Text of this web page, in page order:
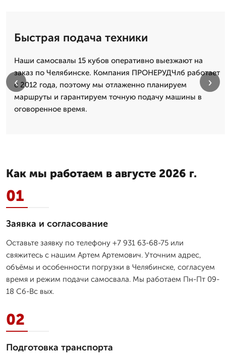
Быстрая подача техники
Наши самосвалы 15 кубов оперативно выезжают на
заказ по Челябинске. Компания ПРОНЕРУДЧлб работает
с 2012 года, поэтому мы отлаженно планируем
маршруты и гарантируем точную подачу машины в
оговоренное время.
‹ ›
Как мы работаем в августе 2026 г.
01
Заявка и согласование
Оставьте заявку по телефону +7 931 63-68-75 или
свяжитесь с нашим Артем Артемович. Уточним адрес,
объёмы и особенности погрузки в Челябинске, согласуем
время и режим подачи самосвала. Мы работаем Пн-Пт 09-
18 Сб-Вс вых.
02
Подготовка транспорта